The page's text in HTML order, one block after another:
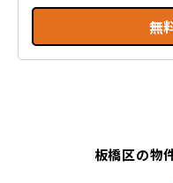
無
板橋区の物